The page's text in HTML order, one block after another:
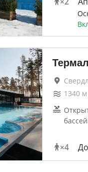
1340м
×4